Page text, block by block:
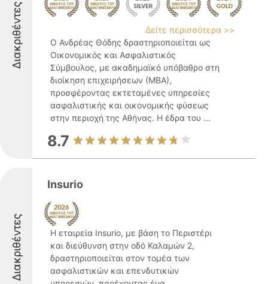
Διακριθέντες
Δείτε περισσότερα >>
Ο Ανδρέας Θόδης δραστηριοποιείται ως
Οικονομικός και Ασφαλιστικός
Σύμβουλος, με ακαδημαϊκό υπόβαθρο στη
διοίκηση επιχειρήσεων (ΜΒΑ),
προσφέροντας εκτεταμένες υπηρεσίες
ασφαλιστικής και οικονομικής φύσεως
στην περιοχή της Αθήνας. Η έδρα του ...
8.7
Διακριθέντες
Insurio
Η εταιρεία Insurio, με βάση το Περιστέρι
και διεύθυνση στην οδό Καλαμών 2,
δραστηριοποιείται στον τομέα των
ασφαλιστικών και επενδυτικών